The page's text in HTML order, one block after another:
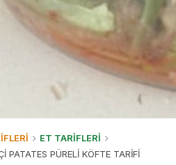
ET TARİFLERİ
PATATES PÜRELİ KÖFTE TARİFİ